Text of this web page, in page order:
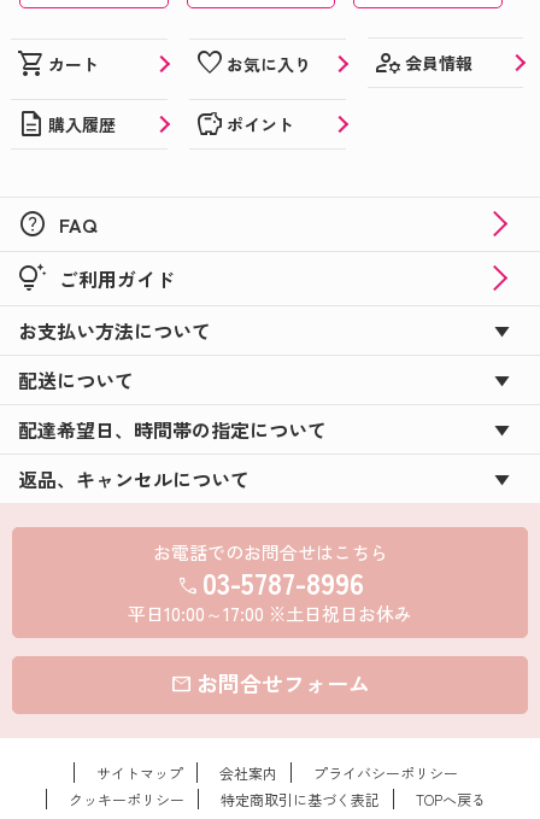
shopping_cart カート favorite お気に入り manage_accounts 会員情報
description 購入履歴 savings ポイント
help FAQ
tips_and_updates ご利用ガイド
お支払い方法について
配送について
配達希望日、時間帯の指定について
返品、キャンセルについて
お電話でのお問合せはこちら
call 03-5787-8996
平日10:00～17:00 ※土日祝日お休み
mail お問合せフォーム
サイトマップ 会社案内
プライバシーポリシー
クッキーポリシー
特定商取引に基づく表記 TOPへ戻る